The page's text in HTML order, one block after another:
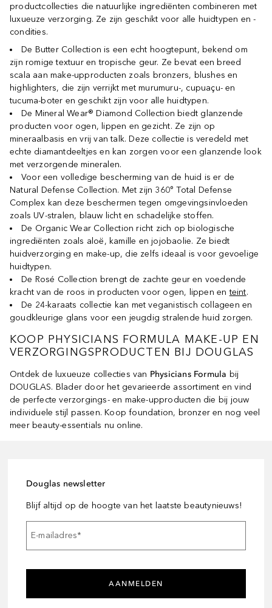
productcollecties die natuurlijke ingrediënten combineren met
luxueuze verzorging. Ze zijn geschikt voor alle huidtypen en -
condities.
De Butter Collection is een echt hoogtepunt, bekend om
zijn romige textuur en tropische geur. Ze bevat een breed
scala aan make-upproducten zoals bronzers, blushes en
highlighters, die zijn verrijkt met murumuru-, cupuaçu- en
tucuma-boter en geschikt zijn voor alle huidtypen.
De Mineral Wear® Diamond Collection biedt glanzende
producten voor ogen, lippen en gezicht. Ze zijn op
mineraalbasis en vrij van talk. Deze collectie is veredeld met
echte diamantdeeltjes en kan zorgen voor een glanzende look
met verzorgende mineralen.
Voor een volledige bescherming van de huid is er de
Natural Defense Collection. Met zijn 360° Total Defense
Complex kan deze beschermen tegen omgevingsinvloeden
zoals UV-stralen, blauw licht en schadelijke stoffen.
De Organic Wear Collection richt zich op biologische
ingrediënten zoals aloë, kamille en jojobaolie. Ze biedt
huidverzorging en make-up, die zelfs ideaal is voor gevoelige
huidtypen.
De Rosé Collection brengt de zachte geur en voedende
kracht van de roos in producten voor ogen, lippen enteint.
De 24-karaats collectie kan met veganistisch collageen en
goudkleurige glans voor een jeugdig stralende huid zorgen.
KOOP PHYSICIANS FORMULA MAKE-UP EN
VERZORGINGSPRODUCTEN BIJ DOUGLAS
Ontdek de luxueuze collecties van Physicians Formula bij
DOUGLAS. Blader door het gevarieerde assortiment en vind
de perfecte verzorgings- en make-upproducten die bij jouw
individuele stijl passen. Koop foundation, bronzer en nog veel
meer beauty-essentials nu online.
Douglas newsletter
Blijf altijd op de hoogte van het laatste beautynieuws!
E-mailadres*
AANMELDEN